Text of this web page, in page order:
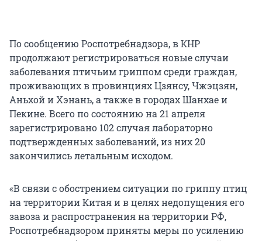
По сообщению Роспотребнадзора, в КНР
продолжают регистрироваться новые случаи
заболевания птичьим гриппом среди граждан,
проживающих в провинциях Цзянсу, Чжэцзян,
Аньхой и Хэнань, а также в городах Шанхае и
Пекине. Всего по состоянию на 21 апреля
зарегистрировано 102 случая лабораторно
подтвержденных заболеваний, из них 20
закончились летальным исходом.
«В связи с обострением ситуации по гриппу птиц
на территории Китая и в целях недопущения его
завоза и распространения на территории РФ,
Роспотребнадзором приняты меры по усилению